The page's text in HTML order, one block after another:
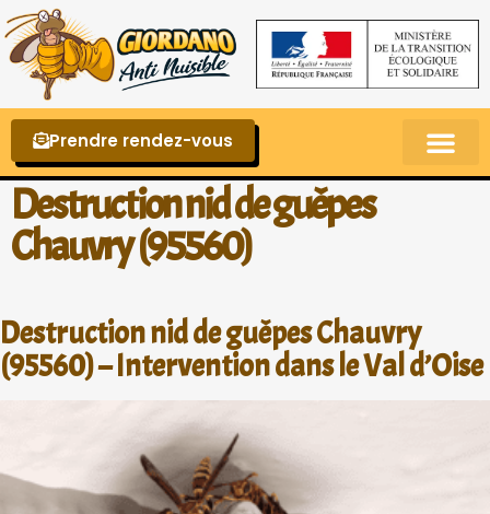
Prendre rendez-vous
Destruction nid de guêpes
Chauvry (95560)
Destruction nid de guêpes Chauvry
(95560) – Intervention dans le Val d’Oise